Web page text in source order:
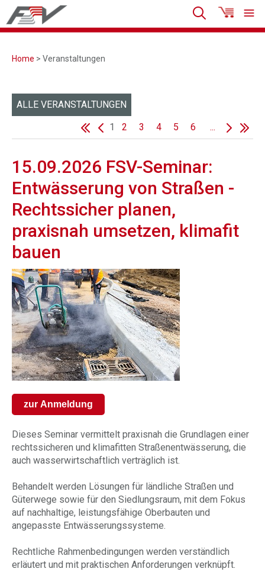
Home > Veranstaltungen
ALLE VERANSTALTUNGEN
1
2 3 4 5 6 ...
15.09.2026 FSV-Seminar:
Entwässerung von Straßen -
Rechtssicher planen,
praxisnah umsetzen, klimafit
bauen
zur Anmeldung
Dieses Seminar vermittelt praxisnah die Grundlagen einer
rechtssicheren und klimafitten Straßenentwässerung, die
auch wasserwirtschaftlich verträglich ist.
Behandelt werden Lösungen für ländliche Straßen und
Güterwege sowie für den Siedlungsraum, mit dem Fokus
auf nachhaltige, leistungsfähige Oberbauten und
angepasste Entwässerungssysteme.
Rechtliche Rahmenbedingungen werden verständlich
erläutert und mit praktischen Anforderungen verknüpft.